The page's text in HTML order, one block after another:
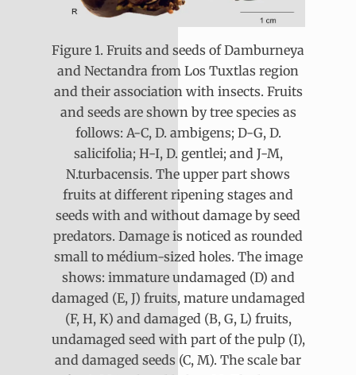
Figure 1. Fruits and seeds of Damburneya
and Nectandra from Los Tuxtlas region
and their association with insects. Fruits
and seeds are shown by tree species as
follows: A-C, D. ambigens; D-G, D.
salicifolia; H-I, D. gentlei; and J-M,
N.turbacensis. The upper part shows
fruits at different ripening stages and
seeds with and without damage by seed
predators. Damage is noticed as rounded
small to médium-sized holes. The image
shows: immature undamaged (D) and
damaged (E, J) fruits, mature undamaged
(F, H, K) and damaged (B, G, L) fruits,
undamaged seed with part of the pulp (I),
and damaged seeds (C, M). The scale bar